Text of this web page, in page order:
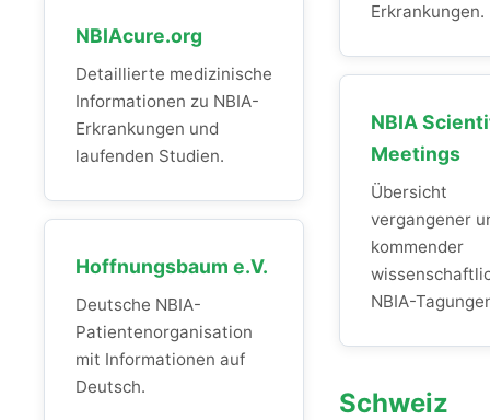
NBIAcure.org
Detaillierte medizinische
Informationen zu NBIA-
Erkrankungen und
laufenden Studien.
Hoffnungsbaum e.V.
Deutsche NBIA-
Patientenorganisation
mit Informationen auf
Deutsch.
Erkrankungen.
NBIA
Meetings
Übersicht
vergangener
kommender
NBIA-
Schweiz